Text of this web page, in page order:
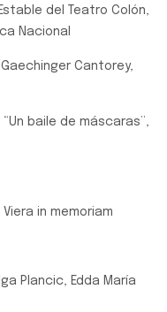
Estable del Teatro Colón,
Nacional
Gaechinger Cantorey,
“Un baile de máscaras”,
Viera in memoriam
Plancic, Edda María